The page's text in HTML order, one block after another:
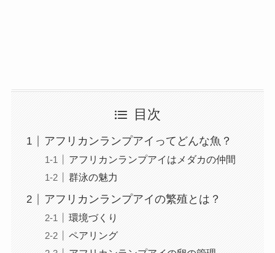
目次
アフリカンランプアイってどんな魚？
アフリカンランプアイはメダカの仲間
群泳の魅力
アフリカンランプアイの繁殖とは？
環境づくり
ペアリング